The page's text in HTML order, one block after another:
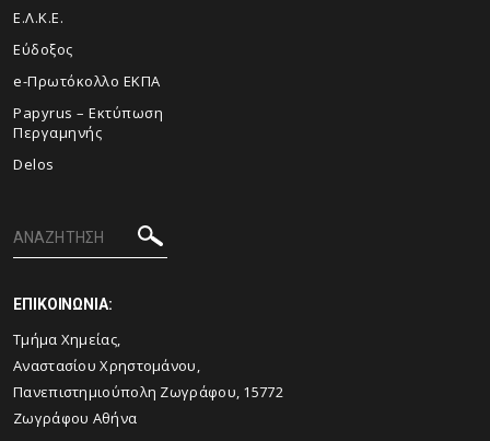
Ε.Λ.Κ.Ε.
Εύδοξος
e-Πρωτόκολλο ΕΚΠΑ
Papyrus – Εκτύπωση
Περγαμηνής
Delos
ΕΠΙΚΟΙΝΩΝΙΑ:
Τμήμα Χημείας,
Αναστασίου Χρηστομάνου,
Πανεπιστημιούπολη Ζωγράφου, 15772
Ζωγράφου Αθήνα